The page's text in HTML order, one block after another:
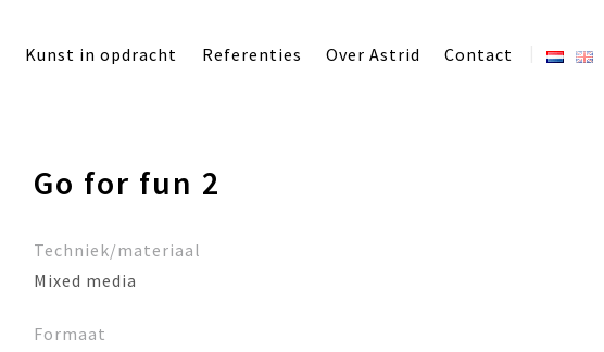
Kunst in opdracht Referenties Over Astrid Contact
Go for fun 2
Techniek/materiaal
Mixed media
Formaat